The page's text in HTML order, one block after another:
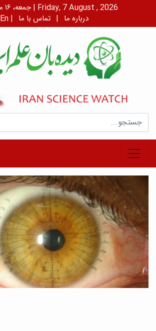
جمعه، ۱۶ مرداد، ۱۴۰۵ | Friday, 7 August , 2026
En | درباره ما | تماس با ما